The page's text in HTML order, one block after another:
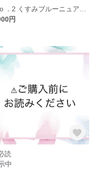
円
読
中